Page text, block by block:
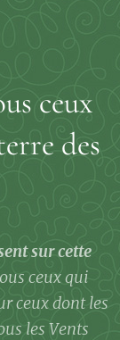
ceux
des
sur cette
ceux qui
ceux dont les
les Vents